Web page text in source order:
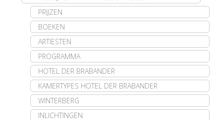
PRIJZEN
BOEKEN
ARTIESTEN
PROGRAMMA
HOTEL DER BRABANDER
KAMERTYPES HOTEL DER BRABANDER
WINTERBERG
INLICHTINGEN